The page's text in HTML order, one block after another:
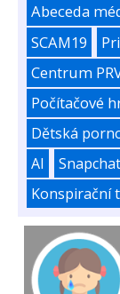
Abeceda
SCAM19
Centrum
Počítačové
Dětská
AI
Snapchat
Konspirační